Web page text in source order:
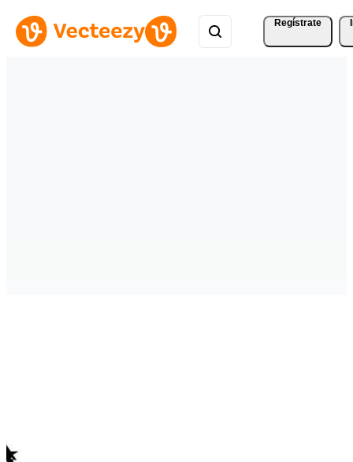
Regístrate